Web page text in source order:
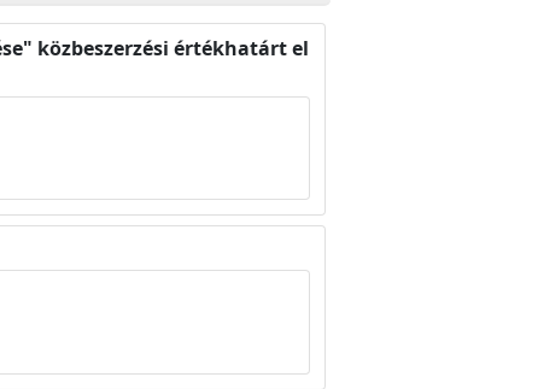
közbeszerzési értékhatárt el